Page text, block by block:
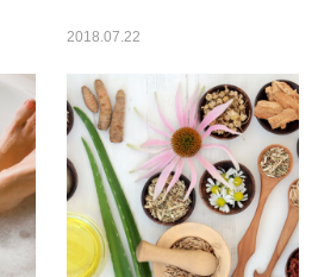
2018.07.22